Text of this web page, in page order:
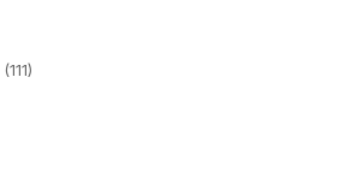
(111)